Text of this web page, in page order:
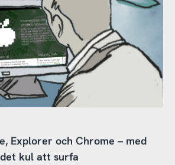
Explorer och Chrome – med
kul att surfa